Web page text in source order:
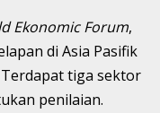
Ekonomic Forum,
di Asia Pasifik
tiga sektor
penilaian.